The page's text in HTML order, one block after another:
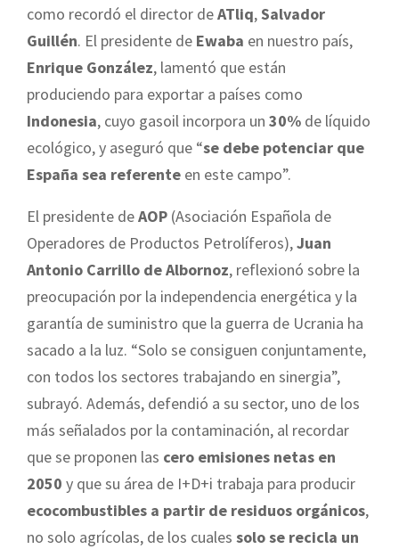
como recordó el director deATliq,Salvador
Guillén. El presidente de Ewaba en nuestro país,
Enrique González, lamentó que están
produciendo para exportar a países como
Indonesia, cuyo gasoil incorpora un 30% de líquido
ecológico, y aseguró que “se debe potenciar que
España sea referente en este campo”.
El presidente deAOP (Asociación Española de
Operadores de Productos Petrolíferos),Juan
Antonio Carrillo de Albornoz, reflexionó sobre la
preocupación por la independencia energética y la
garantía de suministro que la guerra de Ucrania ha
sacado a la luz. “Solo se consiguen conjuntamente,
con todos los sectores trabajando en sinergia”,
subrayó. Además, defendió a su sector, uno de los
más señalados por la contaminación, al recordar
que se proponen las cero emisiones netas en
2050 y que su área de I+D+i trabaja para producir
ecocombustibles a partir de residuos orgánicos,
no solo agrícolas, de los cuales solo se recicla un